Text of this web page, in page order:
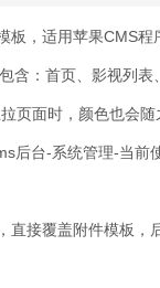
，适用苹果CMS程
含：首页、影视列
页面时，颜色也会
后台-系统管理-当前
接覆盖附件模板，